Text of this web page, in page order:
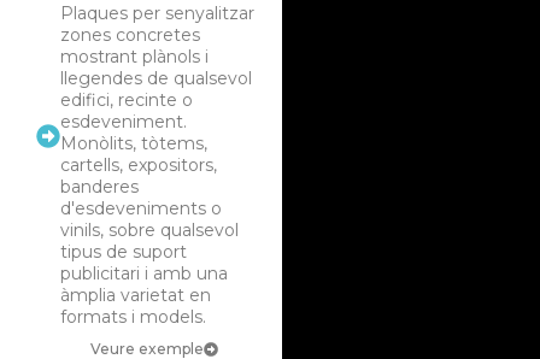
Plaques per senyalitzar
zones concretes
mostrant plànols i
llegendes de qualsevol
edifici, recinte o
esdeveniment.
Monòlits, tòtems,
cartells, expositors,
banderes
d'esdeveniments o
vinils, sobre qualsevol
tipus de suport
publicitari i amb una
àmplia varietat en
formats i models.
Veure exemple